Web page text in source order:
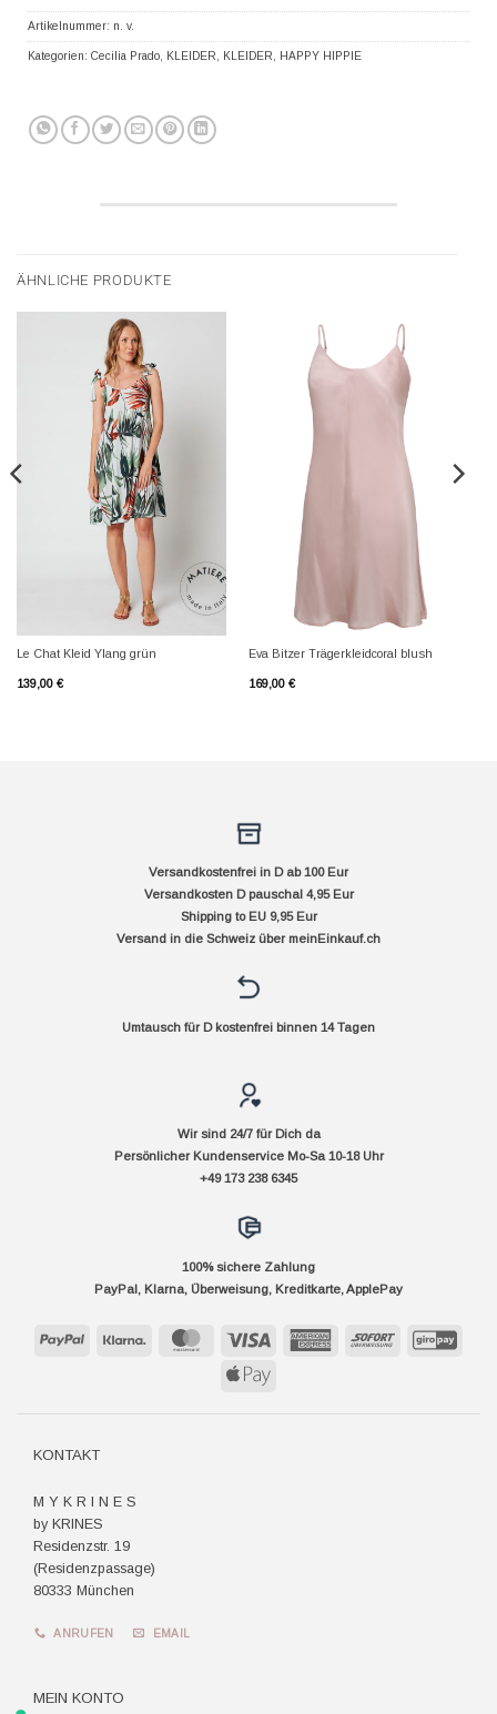
Artikelnummer: n. v.
Kategorien: Cecilia Prado KLEIDER KLEIDER HAPPY HIPPIE
ÄHNLICHE PRODUKTE
Le Chat Kleid Ylang grün
139,00 €
Eva Bitzer Trägerkleidcoral blush
169,00 €
Versandkostenfrei in D ab 100 Eur
Versandkosten D pauschal 4,95 Eur
Shipping to EU 9,95 Eur
Versand in die Schweiz über meinEinkauf.ch
Umtausch für D kostenfrei binnen 14 Tagen
Wir sind 24/7 für Dich da
Persönlicher Kundenservice Mo-Sa 10-18 Uhr
+49 173 238 6345
100% sichere Zahlung
PayPal, Klarna, Überweisung, Kreditkarte, ApplePay
PayPal Klarna MasterCard Visa
AmericanSofort
Apple
KONTAKT
M Y K R I N E S
by KRINES
Residenzstr. 19
(Residenzpassage)
80333 München
ANRUFEN EMAIL
MEIN KONTO